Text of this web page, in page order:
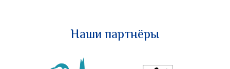
Наши партнёры